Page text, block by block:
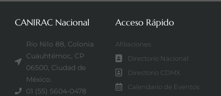
CANIRAC Nacional
Río Nilo 88, Colonia
Cuauhtémoc, CP
06500, Ciudad de
México.
01 (55) 5604-0478
Acceso Rápido
Afiliaciones
Directorio Nacional
Directorio CDMX
Calendario de Eventos